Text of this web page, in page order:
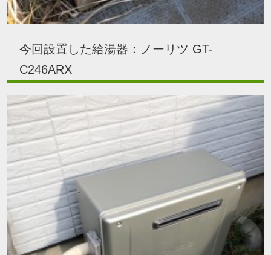
今回設置した給湯器：ノーリツ GT-
C246ARX